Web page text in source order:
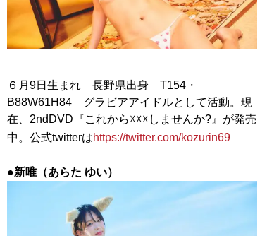
６月9日生まれ 長野県出身 T154・
B88W61H84 グラビアアイドルとして活動。現
在、2ndDVD『これから☓☓☓しませんか?』が発売
中。公式twitterはhttps://twitter.com/kozurin69
●新唯（あらた ゆい）